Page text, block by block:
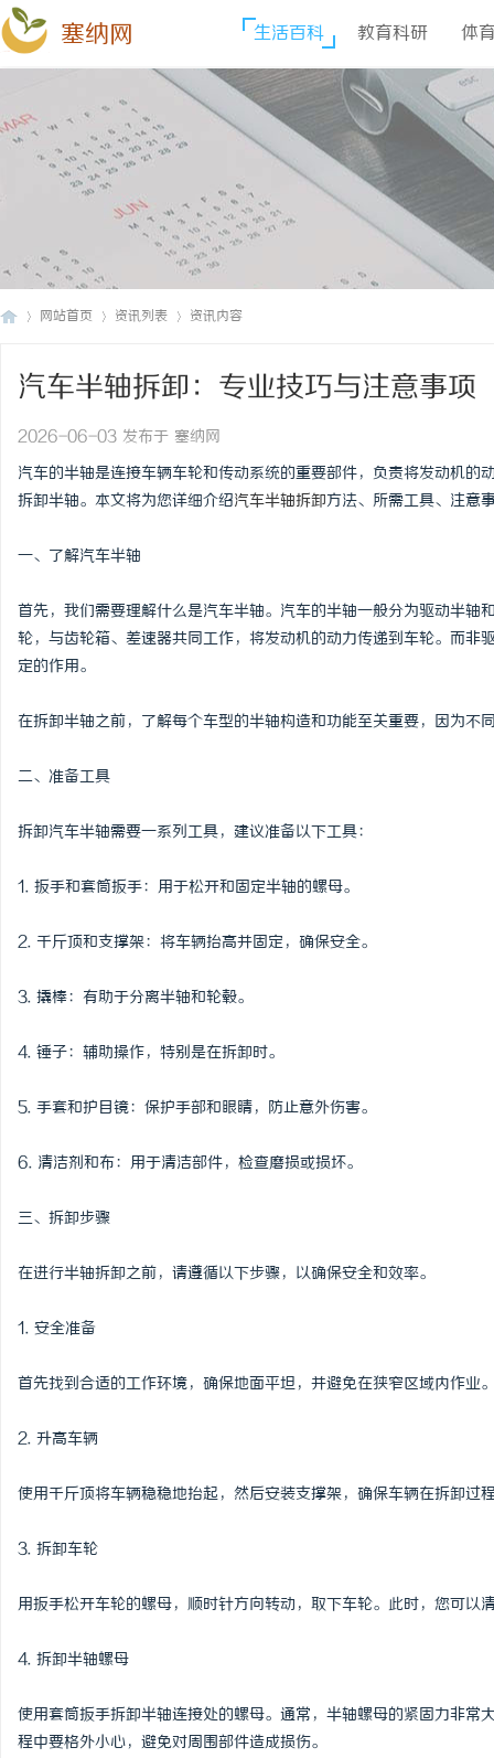
塞纳网 生活百科 教育科研 体
网站首页 资讯列表 资讯内容
汽车半轴拆卸：专业技巧与注意事项
2026-06-03 发布于 塞纳网
汽车的半轴是连接车辆车轮和传动系统的重要部件，负责将发动机
拆卸半轴。本文将为您详细介绍汽车半轴拆卸方法、所需工具、注意
一、了解汽车半轴
首先，我们需要理解什么是汽车半轴。汽车的半轴一般分为驱动半
轮，与齿轮箱、差速器共同工作，将发动机的动力传递到车轮。而
定的作用。
在拆卸半轴之前，了解每个车型的半轴构造和功能至关重要，因为不
二、准备工具
拆卸汽车半轴需要一系列工具，建议准备以下工具：
1. 扳手和套筒扳手：用于松开和固定半轴的螺母。
2. 千斤顶和支撑架：将车辆抬高并固定，确保安全。
3. 撬棒：有助于分离半轴和轮毂。
4. 锤子：辅助操作，特别是在拆卸时。
5. 手套和护目镜：保护手部和眼睛，防止意外伤害。
6. 清洁剂和布：用于清洁部件，检查磨损或损坏。
三、拆卸步骤
在进行半轴拆卸之前，请遵循以下步骤，以确保安全和效率。
1. 安全准备
首先找到合适的工作环境，确保地面平坦，并避免在狭窄区域内作业
2. 升高车辆
使用千斤顶将车辆稳稳地抬起，然后安装支撑架，确保车辆在拆卸过
3. 拆卸车轮
用扳手松开车轮的螺母，顺时针方向转动，取下车轮。此时，您可以
4. 拆卸半轴螺母
使用套筒扳手拆卸半轴连接处的螺母。通常，半轴螺母的紧固力非
程中要格外小心，避免对周围部件造成损伤。